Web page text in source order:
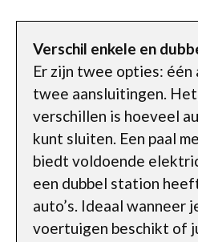
Verschil enkele en
Er zijn twee opties:
twee aansluitingen.
verschillen is hoeveel
kunt sluiten. Een paal
biedt voldoende
een dubbel station
auto’s. Ideaal wanneer
voertuigen beschikt of